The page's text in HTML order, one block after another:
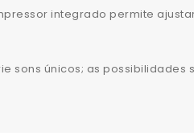
integrado permite
sons únicos; as possibilidades